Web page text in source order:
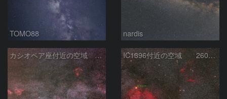
TOMO88 nardis
カシオペア座付近の空域 260720 IC1396付近の空域 260720